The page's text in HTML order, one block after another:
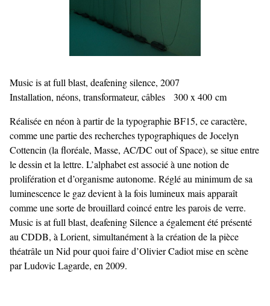
Music is at full blast, deafening silence, 2007
Installation, néons, transformateur, câbles 300 x 400 cm
Réalisée en néon à partir de la typographie BF15, ce caractère,
comme une partie des recherches typographiques de Jocelyn
Cottencin (la floréale, Masse, AC/DC out of Space), se situe entre
le dessin et la lettre. L’alphabet est associé à une notion de
prolifération et d’organisme autonome. Réglé au minimum de sa
luminescence le gaz devient à la fois lumineux mais apparaît
comme une sorte de brouillard coincé entre les parois de verre.
Music is at full blast, deafening Silence a également été présenté
au CDDB, à Lorient, simultanément à la création de la pièce
théatrâle un Nid pour quoi faire d’Olivier Cadiot mise en scène
par Ludovic Lagarde, en 2009.